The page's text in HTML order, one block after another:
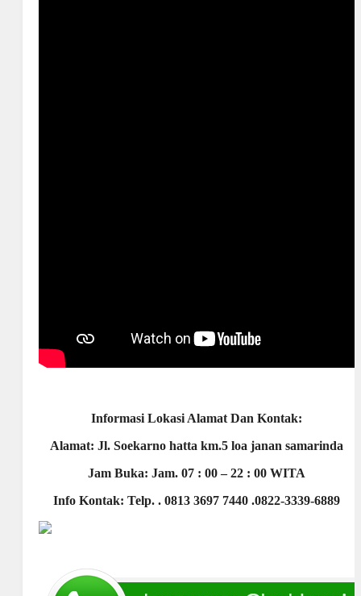
Informasi Lokasi Alamat Dan Kontak:
Alamat: Jl. Soekarno hatta km.5 loa janan samarinda
Jam Buka: Jam. 07 : 00 – 22 : 00 WITA
Info Kontak: Telp. . 0813 3697 7440 .0822-3339-6889